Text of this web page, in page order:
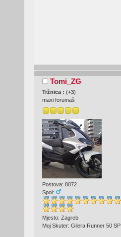
Tomi_ZG
Tržnica : (+3)
maxi forumaš
Postova: 8072
Spol:
Mjesto: Zagreb
Moj Skuter: Gilera Runner 50 SP